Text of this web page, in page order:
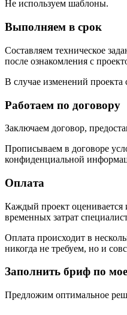
Не используем шаблоны.
Выполняем в срок
Составляем техническое
после ознакомления с
В случае изменений проекта
Работаем по договору
Заключаем договор,
Прописываем в договоре
конфиденциальной
Оплата
Каждый проект оценивается
временных затрат
Оплата происходит в
никогда не требуем, но и
Заполнить бриф по
Предложим оптимальное